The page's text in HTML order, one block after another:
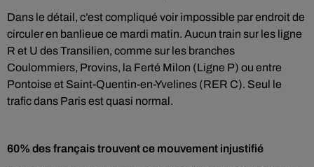
Dans le détail, c’est compliqué voir impossible par endroit de
circuler en banlieue ce mardi matin. Aucun train sur les ligne
R et U des Transilien, comme sur les branches
Coulommiers, Provins, la Ferté Milon (Ligne P) ou entre
Pontoise et Saint-Quentin-en-Yvelines (RER C). Seul le
trafic dans Paris est quasi normal.
60% des français trouvent ce mouvement injustifié